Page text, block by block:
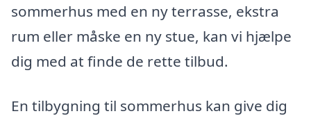
sommerhus med en ny terrasse, ekstra
rum eller måske en ny stue, kan vi hjælpe
dig med at finde de rette tilbud.
En tilbygning til sommerhus kan give dig